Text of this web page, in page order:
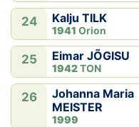
24 Kalju TILK
1941 Orion
25 Eimar JÕGISU
1942TON
26
Johanna Maria
MEISTER
1999